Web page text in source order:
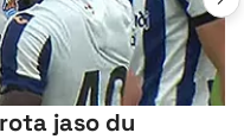
jaso du